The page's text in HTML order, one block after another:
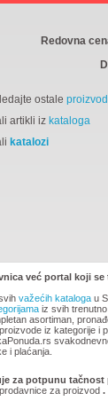
Redovna
ostale
artikli iz kataloga
katalozi
već portal koji
važećih kataloga u
iz svih trenutno
asortiman,
iz kategorije i
i plaćanja.
za potpunu tačnost
za proizvod .